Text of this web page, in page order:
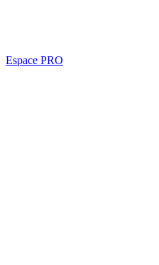
Espace PRO